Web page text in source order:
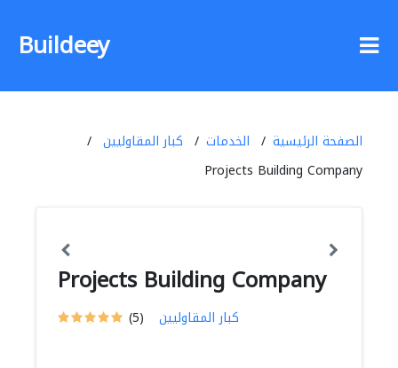
Buildeey
الصفحة الرئيسية الخدمات
كبار المقاوليين
Projects Building Company
Projects Building Company
(5) كبار المقاوليين